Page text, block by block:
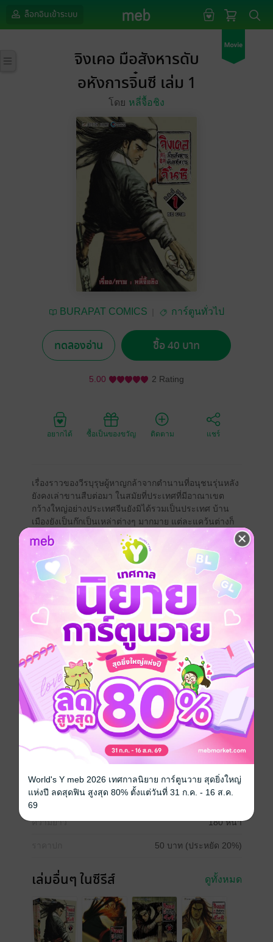
ล็อกอินเข้าระบบ
จิงเคอ มือสังหารดับ
อหังการจิ๋นซี เล่ม 1
โดย หลี่จื้อชิง
BURAPAT COMICS การ์ตูนทั่วไป
ทดลองอ่าน ซื้อ 40 บาท
5.00 2 Rating
อยากได้ ซื้อเป็นของขวัญ ติดตาม แชร์
เรื่องราวของวีรบุรุษผู้หาญกล้าจากตำนานที่อนุชนรุ่นหลัง
ยังคงเล่าขานสืบต่อมา ในสมัยที่ประเทศที่มีอาณาเขต
กว้างใหญ่อย่างประเทศจีนยังมิได้รวมเป็นประเทศ บ้าน
เมืองยังเป็นก๊กเป็นเหล่าต่างๆ มากมาย แต่ละแคว้นต่างก็
รบพุ่งต่อสู้แย่งชิงความเป็นใหญ่ ทำให้แผ่นดินร้อนไปด้วย
ไฟสงคราม แคว้นที่เรืองอำนาจที่สุดในขณะนั้นคือแคว้น
ฉิน เจ้าผู้ครองแคว้นซึ่งต่อมาภายหลังบุคคลผู้ยิ่งใหญ่ผู้นี้ได้
ขึ้นดำรงตำแหน่งจักรพรรดิองค์แรกของจีนนามว่า "จิ๋นซี"
คิดจะรวบรวมบ้านเมืองให้เป็นปึกแผ่นจึงทำสงคราม
กวาดล้างแคว้นต่างๆ ทำให้ผู้คนบาดเจ็บล้มตาย สูญเสีย
วัฒนธรรมสิ้นชื่อไปเป็นจำนวนมาก ซึ่งความเจ็บแค้นนี้
นี่เองที่เป็นที่มาของแผนการลอบฆ่าจักรพรรดิครั้งสำคัญ
ในหน้าประวัติศาสตร์จีนโดยผลงานเล่มล่าสุดของนัก
เขียนระบือนาม "หลี่จื้อชิง" มาพบกับทุกท่านในครั้งนี้ในชื่อ
เรื่อง "จิงเคอ มือสังหารดับอหังการจิ๋นซี"
สร้างเป็น Movie
เรื่องจริงที่ถูกดัดแปลงเป็นภาพยนตร์และซีรีส์หลาย
ครั้ง โดยในฉบับปี 1998 มีชื่อเข้าชิงรางวัล Palme
d'Or จากเทศกาลภาพยนตร์นานาชาติเมืองคานส์
ซีรีส์ จิงเคอ มือสังหารดับอหังการจิ๋นซี
ประเภทไฟล์ pdf
วันที่วางขาย
ความยาว 180 หน้า
50 บาท (ประหยัด 20%)
เล่มอื่นๆ ในซีรีส์ ดูทั้งหมด
World's Y meb 2026 เทศกาลนิยาย การ์ตูนวาย สุดยิ่งใหญ่
แห่งปี ลดสุดฟิน สูงสุด 80% ตั้งแต่วันที่ 31 ก.ค. - 16 ส.ค.
69